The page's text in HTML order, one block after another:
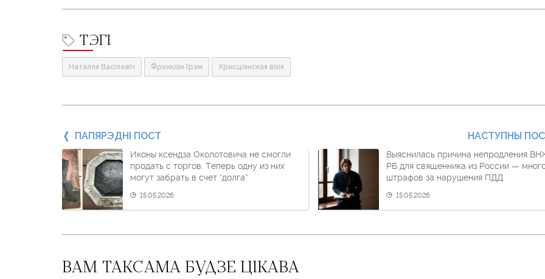
ТЭГІ
Наталля Васілевіч Фрэнклін Грэм Хрысціянская візія
Папярэдні
пост
і
наступны
пост
ПАПЯРЭДНІ ПОСТ
Иконы ксендза Околотовича не смогли
продать с торгов. Теперь одну из них
могут забрать в счет “долга”
15.05.2026
НАСТУПНЫ
Выяснилась причина непродления
РБ для священника из России —
штрафов за нарушения ПДД
15.05.2026
ВАМ ТАКСАМА БУДЗЕ ЦІКАВА